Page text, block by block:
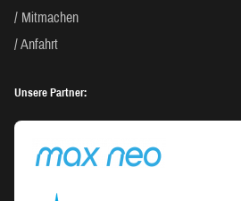
Mitmachen
Anfahrt
Unsere Partner: